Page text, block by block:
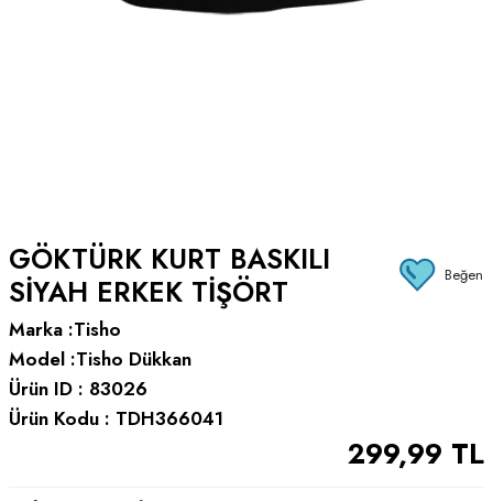
GÖKTÜRK KURT BASKILI
SIYAH ERKEK TIŞÖRT
Beğen
Marka :Tisho
Model :Tisho Dükkan
Ürün ID : 83026
Ürün Kodu : TDH366041
299,99 TL